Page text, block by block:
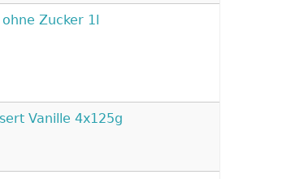
Zucker 1l
Vanille 4x125g